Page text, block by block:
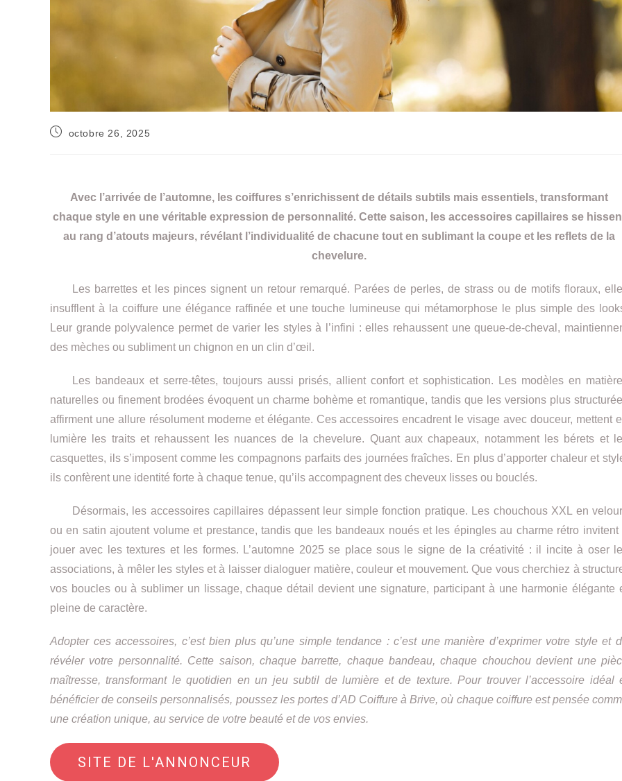
octobre 26, 2025
Avec l’arrivée de l’automne, les coiffures s’enrichissent de détails subtils mais essentiels, transformant
chaque style en une véritable expression de personnalité. Cette saison, les accessoires capillaires se
au rang d’atouts majeurs, révélant l’individualité de chacune tout en sublimant la coupe et les reflets de la
chevelure.
Les barrettes et les pinces signent un retour remarqué. Parées de perles, de strass ou de motifs floraux,
insufflent à la coiffure une élégance raffinée et une touche lumineuse qui métamorphose le plus simple des
Leur grande polyvalence permet de varier les styles à l’infini : elles rehaussent une queue-de-cheval,
des mèches ou subliment un chignon en un clin d’œil.
Les bandeaux et serre-têtes, toujours aussi prisés, allient confort et sophistication. Les modèles en
naturelles ou finement brodées évoquent un charme bohème et romantique, tandis que les versions plus
affirment une allure résolument moderne et élégante. Ces accessoires encadrent le visage avec douceur, mettent
lumière les traits et rehaussent les nuances de la chevelure. Quant aux chapeaux, notamment les bérets et
casquettes, ils s’imposent comme les compagnons parfaits des journées fraîches. En plus d’apporter chaleur et
ils confèrent une identité forte à chaque tenue, qu’ils accompagnent des cheveux lisses ou bouclés.
Désormais, les accessoires capillaires dépassent leur simple fonction pratique. Les chouchous XXL en
ou en satin ajoutent volume et prestance, tandis que les bandeaux noués et les épingles au charme rétro invitent
jouer avec les textures et les formes. L’automne 2025 se place sous le signe de la créativité : il incite à oser
associations, à mêler les styles et à laisser dialoguer matière, couleur et mouvement. Que vous cherchiez à
vos boucles ou à sublimer un lissage, chaque détail devient une signature, participant à une harmonie élégante
pleine de caractère.
Adopter ces accessoires, c’est bien plus qu’une simple tendance : c’est une manière d’exprimer votre style et
révéler votre personnalité. Cette saison, chaque barrette, chaque bandeau, chaque chouchou devient une
maîtresse, transformant le quotidien en un jeu subtil de lumière et de texture. Pour trouver l’accessoire idéal
bénéficier de conseils personnalisés, poussez les portes d’AD Coiffure à Brive, où chaque coiffure est pensée
une création unique, au service de votre beauté et de vos envies.
SITE DE L'ANNONCEUR